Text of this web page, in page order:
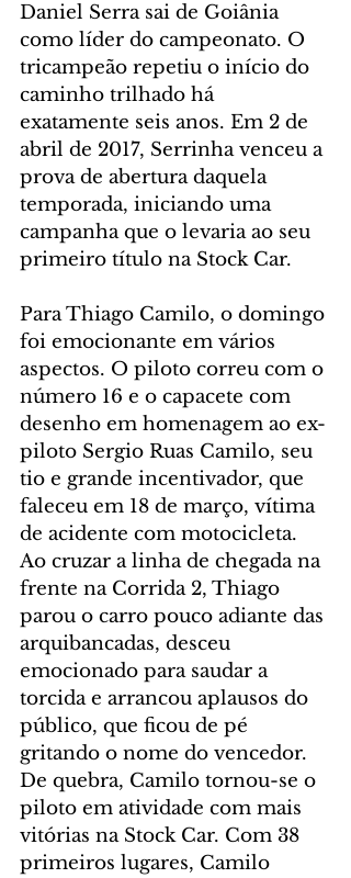
Daniel Serra sai de Goiânia
como líder do campeonato. O
tricampeão repetiu o início do
caminho trilhado há
exatamente seis anos. Em 2 de
abril de 2017, Serrinha venceu a
prova de abertura daquela
temporada, iniciando uma
campanha que o levaria ao seu
primeiro título na Stock Car.
Para Thiago Camilo, o domingo
foi emocionante em vários
aspectos. O piloto correu com o
número 16 e o capacete com
desenho em homenagem ao ex-
piloto Sergio Ruas Camilo, seu
tio e grande incentivador, que
faleceu em 18 de março, vítima
de acidente com motocicleta.
Ao cruzar a linha de chegada na
frente na Corrida 2, Thiago
parou o carro pouco adiante das
arquibancadas, desceu
emocionado para saudar a
torcida e arrancou aplausos do
público, que ficou de pé
gritando o nome do vencedor.
De quebra, Camilo tornou-se o
piloto em atividade com mais
vitórias na Stock Car. Com 38
primeiros lugares, Camilo